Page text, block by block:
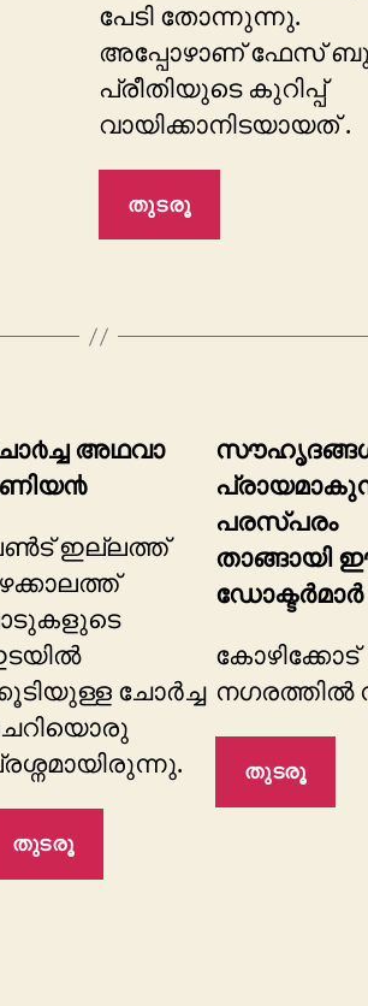
പേടി തോന്നുന്നു.
അപ്പോഴാണ് ഫേസ്
പ്രീതിയുടെ കുറിപ്പ്
വായിക്കാനിടയായത് .
തുടരൂ
അഥവാ
ഇല്ലത്ത്
ചോർച്ച
തുടരൂ
പരസ്പരം
താങ്ങായി
ഡോക്ടര്‍മാര്‍
കോഴിക്കോട്
നഗരത്തില്‍
തുടരൂ